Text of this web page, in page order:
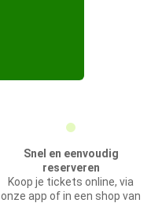
Snel en eenvoudig
reserveren
Koop je tickets online, via
onze app of in een shop van